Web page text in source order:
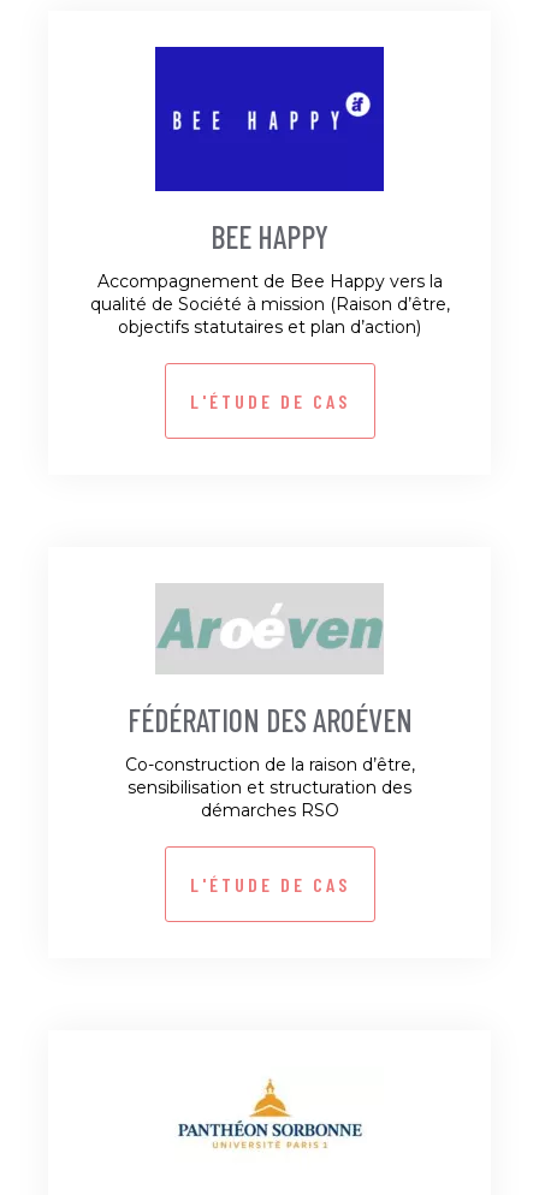
BEE HAPPY
Accompagnement de Bee Happy vers la
qualité de Société à mission (Raison d’être,
objectifs statutaires et plan d’action)
L'ÉTUDE DE CAS
FÉDÉRATION DES AROÉVEN
Co-construction de la raison d’être,
sensibilisation et structuration des
démarches RSO
L'ÉTUDE DE CAS